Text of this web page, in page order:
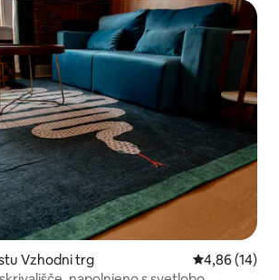
Vzhodni trg Povprečna
4,86 (14)